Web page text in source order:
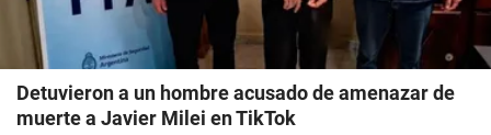
Detuvieron a un hombre acusado de amenazar de
muerte a Javier Milei en TikTok